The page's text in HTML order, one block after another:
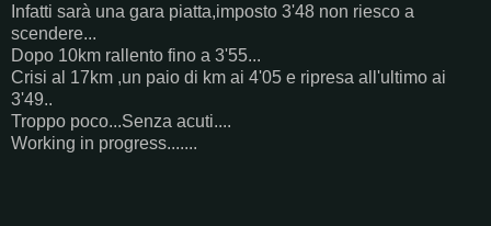
Infatti sarà una gara piatta,imposto 3'48 non riesco a
scendere...
Dopo 10km rallento fino a 3'55...
Crisi al 17km ,un paio di km ai 4'05 e ripresa all'ultimo ai
3'49..
Troppo poco...Senza acuti....
Working in progress.......